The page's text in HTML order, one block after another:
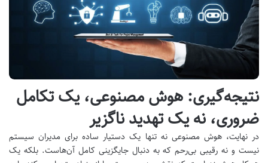
نتیجه‌گیری: هوش مصنوعی، یک تکامل
ضروری، نه یک تهدید ناگزیر
در نهایت، هوش مصنوعی نه تنها یک دستیار ساده برای مدیران سیستم
نیست و نه رقیبی بی‌رحم که به دنبال جایگزینی کامل آن‌هاست. بلکه یک